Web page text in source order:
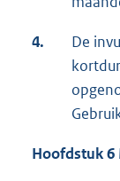
4.
De
Hoofdstuk 6